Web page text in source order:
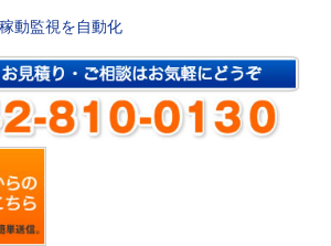
動監視を自動化